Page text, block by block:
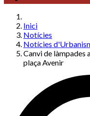
Inici
Notícies
Notícies
Canvi de làmpades
plaça Avenir